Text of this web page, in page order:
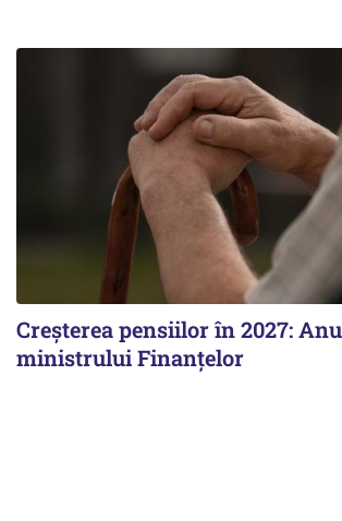
Creșterea pensiilor în 2027:
ministrului Finanțelor